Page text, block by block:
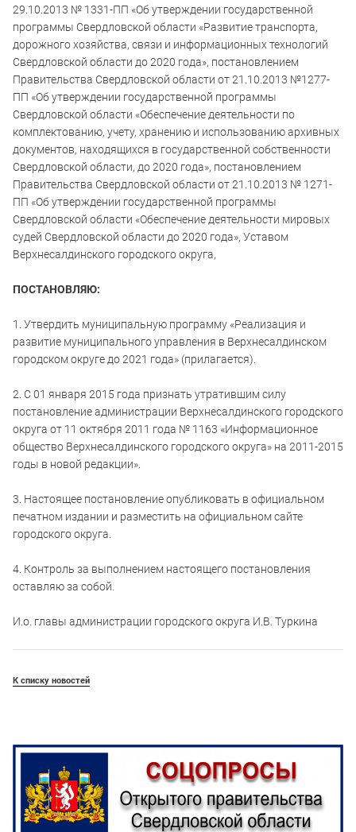
29.10.2013 № 1331-ПП «Об утверждении государственной
программы Свердловской области «Развитие транспорта,
дорожного хозяйства, связи и информационных технологий
Свердловской области до 2020 года», постановлением
Правительства Свердловской области от 21.10.2013 №1277-
ПП «Об утверждении государственной программы
Свердловской области «Обеспечение деятельности по
комплектованию, учету, хранению и использованию архивных
документов, находящихся в государственной собственности
Свердловской области, до 2020 года», постановлением
Правительства Свердловской области от 21.10.2013 № 1271-
ПП «Об утверждении государственной программы
Свердловской области «Обеспечение деятельности мировых
судей Свердловской области до 2020 года», Уставом
Верхнесалдинского городского округа,
ПОСТАНОВЛЯЮ:
1. Утвердить муниципальную программу «Реализация и
развитие муниципального управления в Верхнесалдинском
городском округе до 2021 года» (прилагается).
2. С 01 января 2015 года признать утратившим силу
постановление администрации Верхнесалдинского городского
округа от 11 октября 2011 года № 1163 «Информационное
общество Верхнесалдинского городского округа» на 2011-2015
годы в новой редакции».
3. Настоящее постановление опубликовать в официальном
печатном издании и разместить на официальном сайте
городского округа.
4. Контроль за выполнением настоящего постановления
оставляю за собой.
И.о. главы администрации городского округа И.В. Туркина
К списку новостей